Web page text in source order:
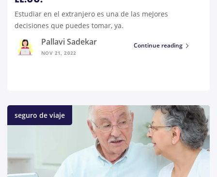
Estudiar en el extranjero es una de las mejores
decisiones que puedes tomar, ya.
Pallavi Sadekar
NOV 21, 2022
Continue reading
seguro de viaje